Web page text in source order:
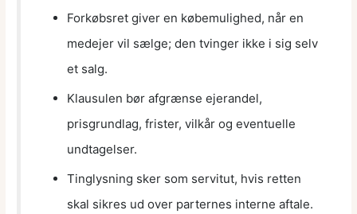
Forkøbsret giver en købemulighed, når en
medejer vil sælge; den tvinger ikke i sig selv
et salg.
Klausulen bør afgrænse ejerandel,
prisgrundlag, frister, vilkår og eventuelle
undtagelser.
Tinglysning sker som servitut, hvis retten
skal sikres ud over parternes interne aftale.